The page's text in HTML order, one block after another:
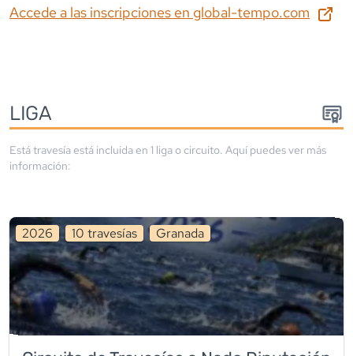
Accede a las inscripciones en global-tempo.com
LIGA
Está travesía está incluida en 1 liga o circuito. Aquí puedes ver más
información:
2026 10 travesías Granada